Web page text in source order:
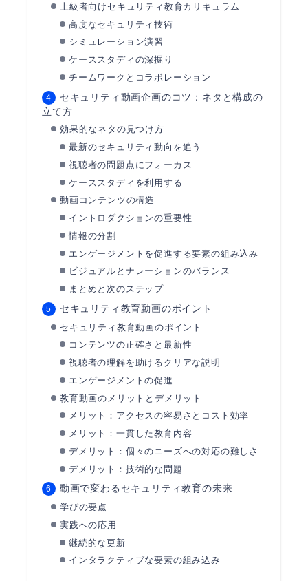
上級者向けセキュリティ教育カリキュラム
高度なセキュリティ技術
シミュレーション演習
ケーススタディの深掘り
チームワークとコラボレーション
セキュリティ動画企画のコツ：ネタと構成の
立て方
効果的なネタの見つけ方
最新のセキュリティ動向を追う
視聴者の問題点にフォーカス
ケーススタディを利用する
動画コンテンツの構造
イントロダクションの重要性
情報の分割
エンゲージメントを促進する要素の組み込み
ビジュアルとナレーションのバランス
まとめと次のステップ
セキュリティ教育動画のポイント
セキュリティ教育動画のポイント
コンテンツの正確さと最新性
視聴者の理解を助けるクリアな説明
エンゲージメントの促進
教育動画のメリットとデメリット
メリット：アクセスの容易さとコスト効率
メリット：一貫した教育内容
デメリット：個々のニーズへの対応の難しさ
デメリット：技術的な問題
動画で変わるセキュリティ教育の未来
学びの要点
実践への応用
継続的な更新
インタラクティブな要素の組み込み